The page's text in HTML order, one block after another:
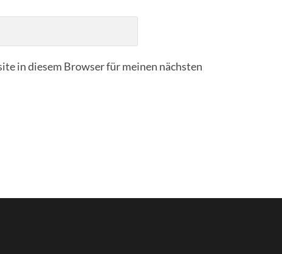
in diesem Browser für meinen nächsten